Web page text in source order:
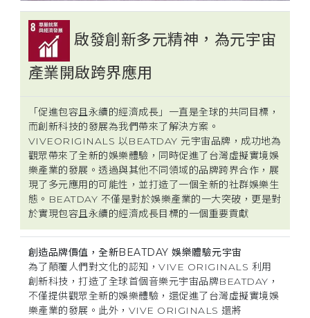
啟發創新多元精神，為元宇宙
產業開啟跨界應用
「促進包容且永續的經濟成長」一直是全球的共同目標，
而創新科技的發展為我們帶來了解決方案。
VIVEORIGINALS 以BEATDAY 元宇宙品牌，成功地為
觀眾帶來了全新的娛樂體驗，同時促進了台灣虛擬實境娛
樂產業的發展。透過與其他不同領域的品牌跨界合作，展
現了多元應用的可能性，並打造了一個全新的社群娛樂生
態。BEATDAY 不僅是對於娛樂產業的一大突破，更是對
於實現包容且永續的經濟成長目標的一個重要貢獻
創造品牌價值，全新BEATDAY 娛樂體驗元宇宙
為了顛覆人們對文化的認知，VIVE ORIGINALS 利用
創新科技，打造了全球首個音樂元宇宙品牌BEATDAY，
不僅提供觀眾全新的娛樂體驗，還促進了台灣虛擬實境娛
樂產業的發展。此外，VIVE ORIGINALS 還將